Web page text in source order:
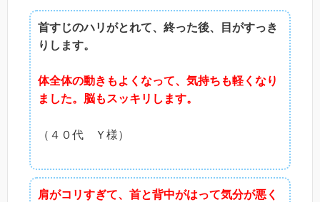
首すじのハリがとれて、終った後、目がすっき
りします。
体全体の動きもよくなって、気持ちも軽くなり
ました。脳もスッキリします。
（４０代 Ｙ様）
肩がコリすぎて、首と背中がはって気分が悪く